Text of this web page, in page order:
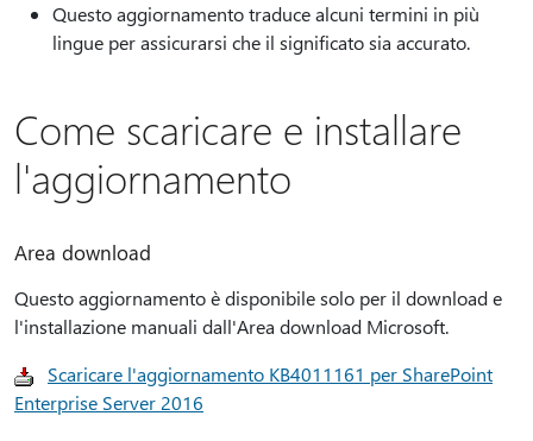
Questo aggiornamento traduce alcuni termini in più
lingue per assicurarsi che il significato sia accurato.
Come scaricare e installare
l'aggiornamento
Area download
Questo aggiornamento è disponibile solo per il download e
l'installazione manuali dall'Area download Microsoft.
Scaricare l'aggiornamento KB4011161 per SharePoint
Enterprise Server 2016